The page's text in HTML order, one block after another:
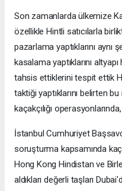
Son zamanlarda ülkemize
özellikle Hintli satıcılarla
pazarlama yaptıklarını aynı
kasalama yaptıklarını
tahsis ettiklerini tespit ettik
taktiği yaptıklarını belirten
kaçakçılığı operasyonlarında,
İstanbul Cumhuriyet
soruşturma kapsamında
Hong Kong Hindistan ve
aldıkları değerli taşları